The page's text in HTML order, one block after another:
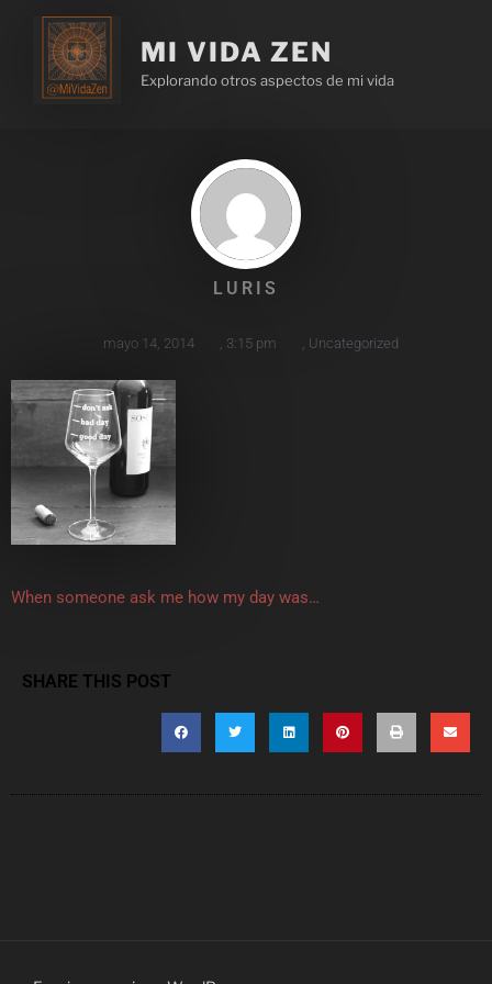
MI VIDA ZEN
Explorando otros aspectos de mi vida
LURIS
mayo 14, 2014 3:15 pm Uncategorized
When someone ask me how my day was…
SHARE THIS POST